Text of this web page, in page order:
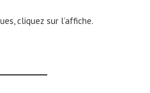
cliquez sur l’affiche.